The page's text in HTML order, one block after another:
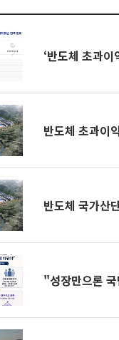
‘반도체 초과
반도체 초과이
반도체 국가산
"성장만으론